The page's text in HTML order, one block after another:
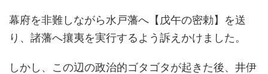
幕府を非難しながら水戸藩へ【戊午の密勅】を送
り、諸藩へ攘夷を実行するよう訴えかけました。
しかし、この辺の政治的ゴタゴタが起きた後、井伊